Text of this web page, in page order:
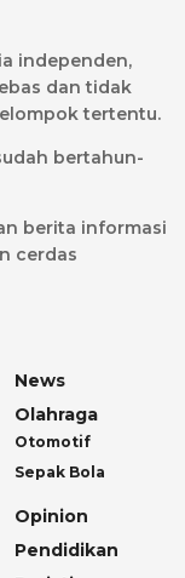
independen,
dan tidak
tertentu.
bertahun-
berita informasi
cerdas
News
Olahraga
Otomotif
Sepak Bola
Opinion
Pendidikan